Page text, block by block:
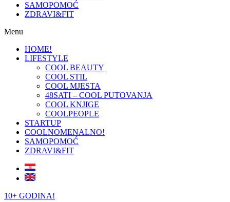
SAMOPOMOĆ
ZDRAVI&FIT
Menu
HOME!
LIFESTYLE
COOL BEAUTY
COOL STIL
COOL MJESTA
48SATI – COOL PUTOVANJA
COOL KNJIGE
COOLPEOPLE
STARTUP
COOLNOMENALNO!
SAMOPOMOĆ
ZDRAVI&FIT
10+ GODINA!